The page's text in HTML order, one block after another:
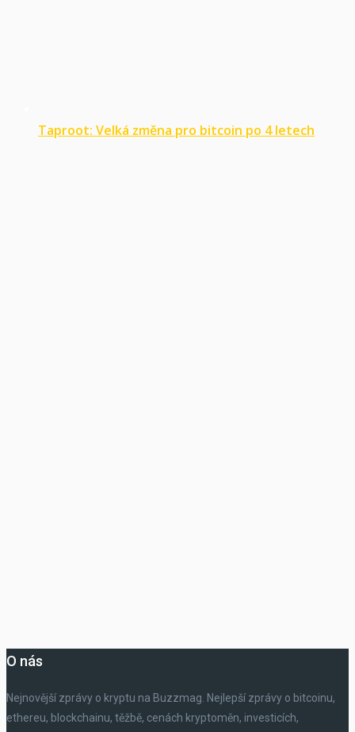
Taproot: Velká změna pro bitcoin po 4 letech
O nás
Nejnovější zprávy o kryptu na Buzzmag. Nejlepší zprávy o bitcoinu,
ethereu, blockchainu, těžbě, cenách kryptoměn, investicích,